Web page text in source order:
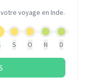
voyage en Inde.
S O N D